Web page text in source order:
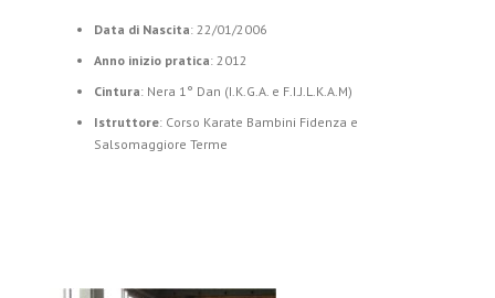
Data di Nascita: 22/01/2006
Anno inizio pratica: 2012
Cintura: Nera 1° Dan (I.K.G.A. e F.I.J.L.K.A.M)
Istruttore: Corso Karate Bambini Fidenza e
Salsomaggiore Terme